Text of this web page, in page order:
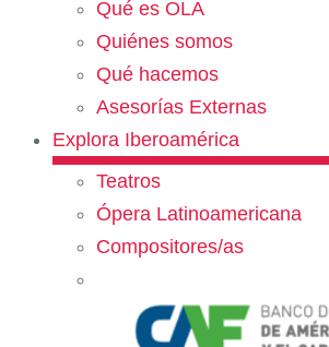
Qué es OLA
Quiénes somos
Qué hacemos
Asesorías Externas
Explora Iberoamérica
Teatros
Ópera Latinoamericana
Compositores/as